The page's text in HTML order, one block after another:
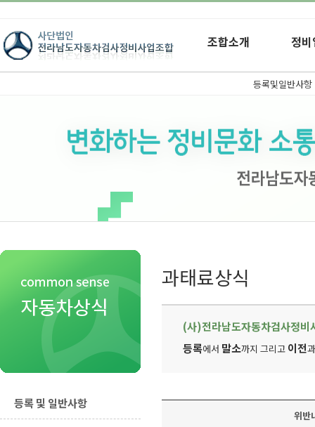
조합소개 정
등록및일반사항
등록 및 일반사항
과태료상식
(사)전라남도자동차검사정비
등록에서 말소까지 그리고 이전
위반